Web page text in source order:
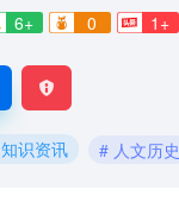
6+ 0 1+
知识资讯 # 人文历史